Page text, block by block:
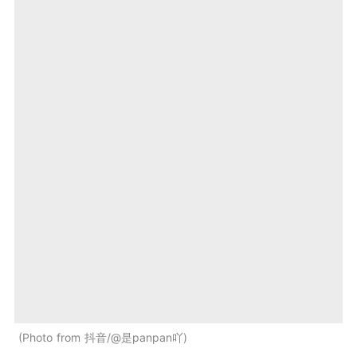
Photo from 抖音/@是panpan吖